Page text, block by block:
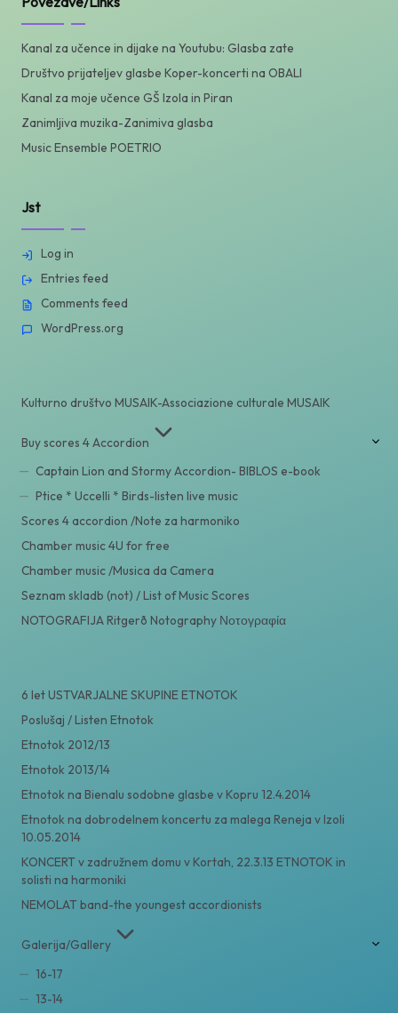
Kanal za učence in dijake na Youtubu: Glasba zate
Društvo prijateljev glasbe Koper-koncerti na OBALI
Kanal za moje učence GŠ Izola in Piran
Zanimljiva muzika-Zanimiva glasba
Music Ensemble POETRIO
Jst
Log in
Entries feed
Comments feed
WordPress.org
Kulturno društvo MUSAIK-Associazione culturale MUSAIK
Buy scores 4 Accordion
Captain Lion and Stormy Accordion- BIBLOS e-book
Ptice * Uccelli * Birds-listen live music
Scores 4 accordion /Note za harmoniko
Chamber music 4U for free
Chamber music /Musica da Camera
Seznam skladb (not) / List of Music Scores
NOTOGRAFIJA Ritgerð Notography Νοτογραφία
6 let USTVARJALNE SKUPINE ETNOTOK
Poslušaj / Listen Etnotok
Etnotok 2012/13
Etnotok 2013/14
Etnotok na Bienalu sodobne glasbe v Kopru 12.4.2014
Etnotok na dobrodelnem koncertu za malega Reneja v Izoli
10.05.2014
KONCERT v zadružnem domu v Kortah, 22.3.13 ETNOTOK in
solisti na harmoniki
NEMOLAT band-the youngest accordionists
Galerija/Gallery
16-17
13-14